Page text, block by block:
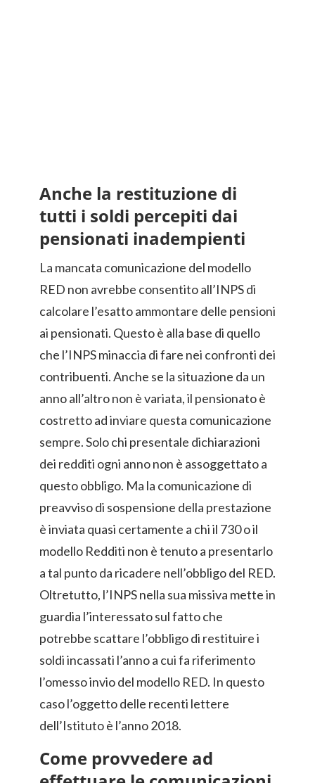
Anche la restituzione di
tutti i soldi percepiti dai
pensionati inadempienti
La mancata comunicazione del modello
RED non avrebbe consentito all’INPS di
calcolare l’esatto ammontare delle pensioni
ai pensionati. Questo è alla base di quello
che l’INPS minaccia di fare nei confronti dei
contribuenti. Anche se la situazione da un
anno all’altro non è variata, il pensionato è
costretto ad inviare questa comunicazione
sempre. Solo chi presentale dichiarazioni
dei redditi ogni anno non è assoggettato a
questo obbligo. Ma la comunicazione di
preavviso di sospensione della prestazione
è inviata quasi certamente a chi il 730 o il
modello Redditi non è tenuto a presentarlo
a tal punto da ricadere nell’obbligo del RED.
Oltretutto, l’INPS nella sua missiva mette in
guardia l’interessato sul fatto che
potrebbe scattare l’obbligo di restituire i
soldi incassati l’anno a cui fa riferimento
l’omesso invio del modello RED. In questo
caso l’oggetto delle recenti lettere
dell’Istituto è l’anno 2018.
Come provvedere ad